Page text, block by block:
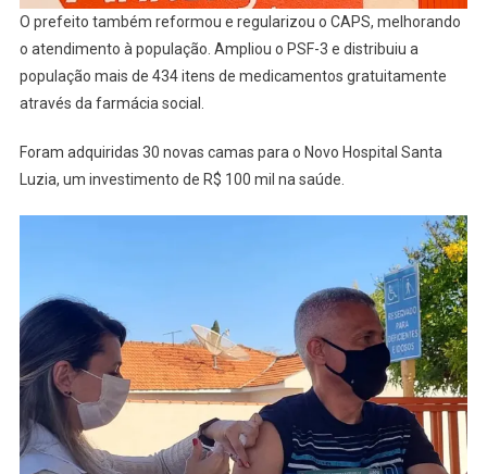
O prefeito também reformou e regularizou o CAPS, melhorando
o atendimento à população. Ampliou o PSF-3 e distribuiu a
população mais de 434 itens de medicamentos gratuitamente
através da farmácia social.
Foram adquiridas 30 novas camas para o Novo Hospital Santa
Luzia, um investimento de R$ 100 mil na saúde.